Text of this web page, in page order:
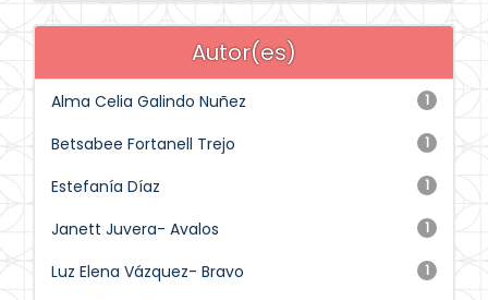
Autor(es)
1
Alma Celia Galindo Nuñez
1
Betsabee Fortanell Trejo
1
Estefanía Díaz
1
Janett Juvera- Avalos
1
Luz Elena Vázquez- Bravo